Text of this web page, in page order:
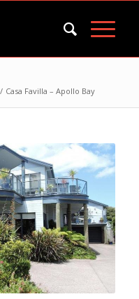
/ Casa Favilla – Apollo Bay